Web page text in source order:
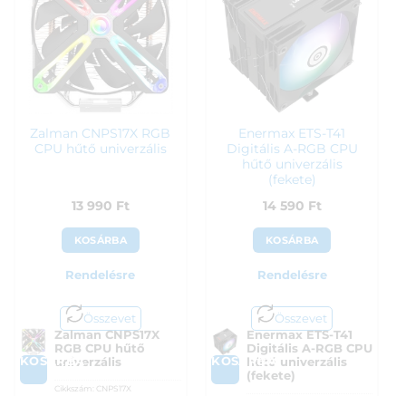
Zalman CNPS17X RGB
CPU hűtő univerzális
13 990 Ft
KOSÁRBA
Rendelésre
Összevet
KOSÁRBA
Zalman CNPS17X
RGB CPU hűtő
univerzális
Cikkszám: CNPS17X
Enermax ETS-T41
Digitális A-RGB CPU
hűtő univerzális
(fekete)
14 590 Ft
KOSÁRBA
Rendelésre
Összevet
KOSÁRBA
Enermax ETS-T41
Digitális A-RGB CPU
hűtő univerzális
(fekete)